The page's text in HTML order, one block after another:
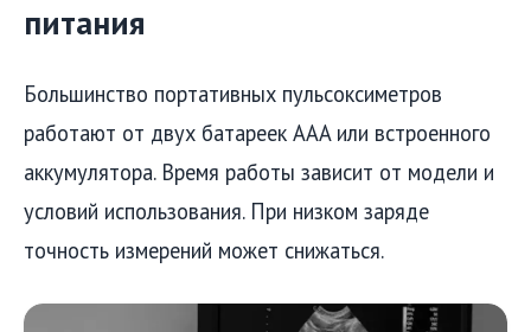
питания
Большинство портативных пульсоксиметров
работают от двух батареек AAA или встроенного
аккумулятора. Время работы зависит от модели и
условий использования. При низком заряде
точность измерений может снижаться.